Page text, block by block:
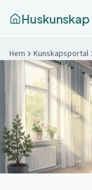
Huskunskap
Hem Kunskapsportal